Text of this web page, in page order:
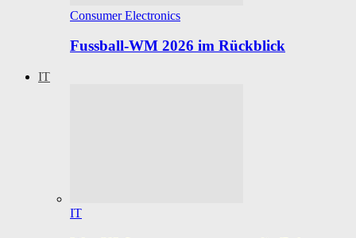
Consumer Electronics
Fussball-WM 2026 im Rückblick
IT
IT